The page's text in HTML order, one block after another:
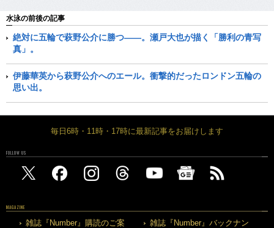
水泳の前後の記事
絶対に五輪で萩野公介に勝つ――。瀬戸大也が描く「勝利の青写
真」。
伊藤華英から萩野公介へのエール。衝撃的だったロンドン五輪の
思い出。
毎日6時・11時・17時に最新記事をお届けします
FOLLOW US
MAGAZINE
雑誌『Number』購読のご案
雑誌『Number』バックナン